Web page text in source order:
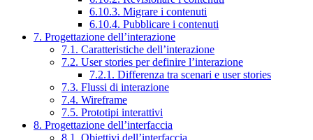
6.10.3. Migrare i contenuti
6.10.4. Pubblicare i contenuti
7. Progettazione dell’interazione
7.1. Caratteristiche dell’interazione
7.2. User stories per definire l’interazione
7.2.1. Differenza tra scenari e user stories
7.3. Flussi di interazione
7.4. Wireframe
7.5. Prototipi interattivi
8. Progettazione dell’interfaccia
8.1. Obiettivi dell’interfaccia